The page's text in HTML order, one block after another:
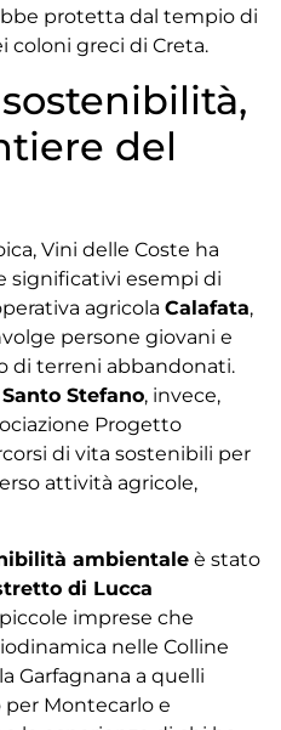
protetta dal tempio di
coloni greci di Creta.
del
Vini delle Coste ha
significativi esempi di
agricola Calafata,
persone giovani e
di terreni abbandonati.
Stefano, invece,
Progetto
di vita sostenibili per
attività agricole,
ambientale è stato
di Lucca
imprese che
nelle Colline
Garfagnana a quelli
per Montecarlo e